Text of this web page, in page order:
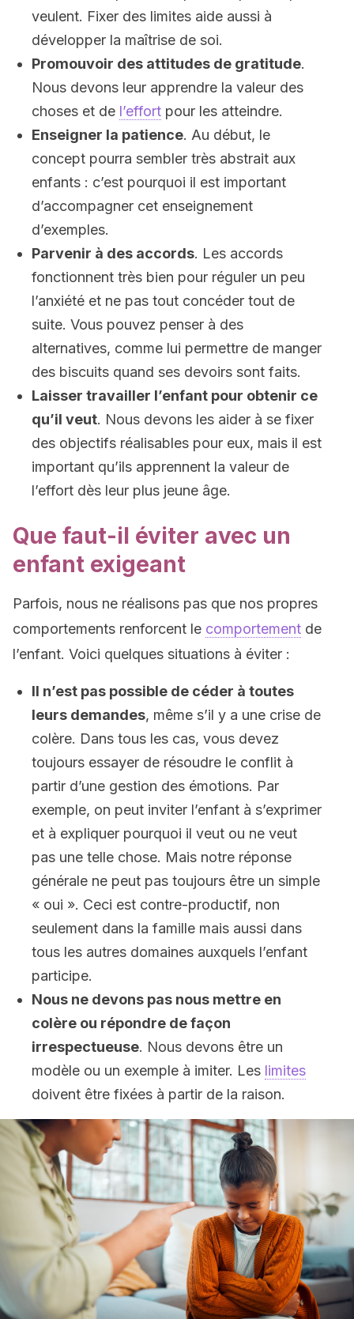
veulent. Fixer des limites aide aussi à
développer la maîtrise de soi.
Promouvoir des attitudes de gratitude.
Nous devons leur apprendre la valeur des
choses et de l’effort pour les atteindre.
Enseigner la patience. Au début, le
concept pourra sembler très abstrait aux
enfants : c’est pourquoi il est important
d’accompagner cet enseignement
d’exemples.
Parvenir à des accords. Les accords
fonctionnent très bien pour réguler un peu
l’anxiété et ne pas tout concéder tout de
suite. Vous pouvez penser à des
alternatives, comme lui permettre de manger
des biscuits quand ses devoirs sont faits.
Laisser travailler l’enfant pour obtenir ce
qu’il veut. Nous devons les aider à se fixer
des objectifs réalisables pour eux, mais il est
important qu’ils apprennent la valeur de
l’effort dès leur plus jeune âge.
Que faut-il éviter avec un
enfant exigeant
Parfois, nous ne réalisons pas que nos propres
comportements renforcent le comportement de
l’enfant. Voici quelques situations à éviter :
Il n’est pas possible de céder à toutes
leurs demandes, même s’il y a une crise de
colère. Dans tous les cas, vous devez
toujours essayer de résoudre le conflit à
partir d’une gestion des émotions. Par
exemple, on peut inviter l’enfant à s’exprimer
et à expliquer pourquoi il veut ou ne veut
pas une telle chose. Mais notre réponse
générale ne peut pas toujours être un simple
« oui ». Ceci est contre-productif, non
seulement dans la famille mais aussi dans
tous les autres domaines auxquels l’enfant
participe.
Nous ne devons pas nous mettre en
colère ou répondre de façon
irrespectueuse. Nous devons être un
modèle ou un exemple à imiter. Les limites
doivent être fixées à partir de la raison.